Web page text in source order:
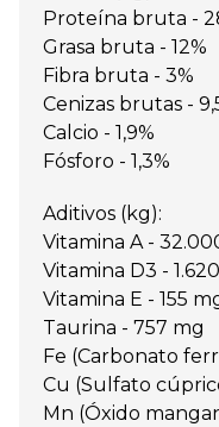
Proteína bruta -
Grasa bruta - 12%
Fibra bruta - 3%
Cenizas brutas -
Calcio - 1,9%
Fósforo - 1,3%
Aditivos (kg):
Vitamina A -
Vitamina D3 -
Vitamina E - 155
Taurina - 757 mg
Fe (Carbonato
Cu (Sulfato
Mn (Óxido